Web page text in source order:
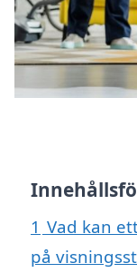
1 Vad kan
på